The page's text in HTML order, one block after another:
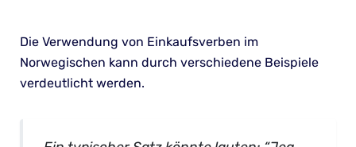
Die Verwendung von Einkaufsverben im
Norwegischen kann durch verschiedene Beispiele
verdeutlicht werden.